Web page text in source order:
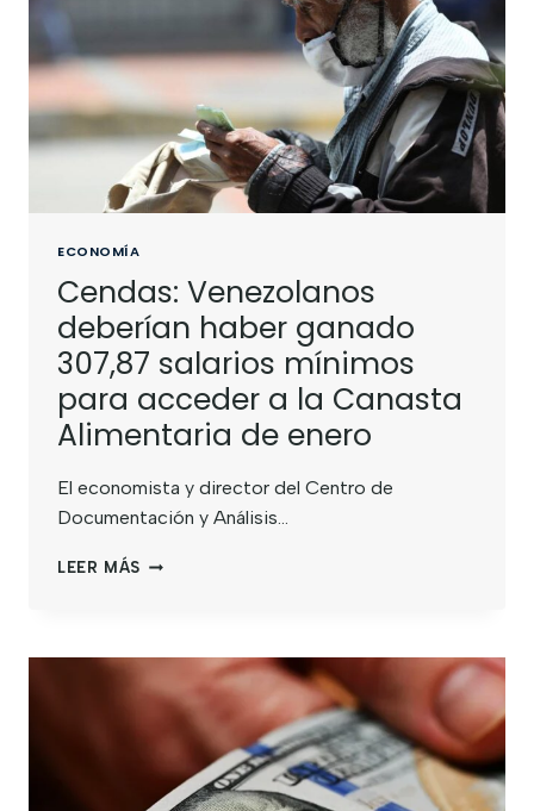
ECONOMÍA
Cendas: Venezolanos
deberían haber ganado
307,87 salarios mínimos
para acceder a la Canasta
Alimentaria de enero
El economista y director del Centro de
Documentación y Análisis…
LEER MÁS